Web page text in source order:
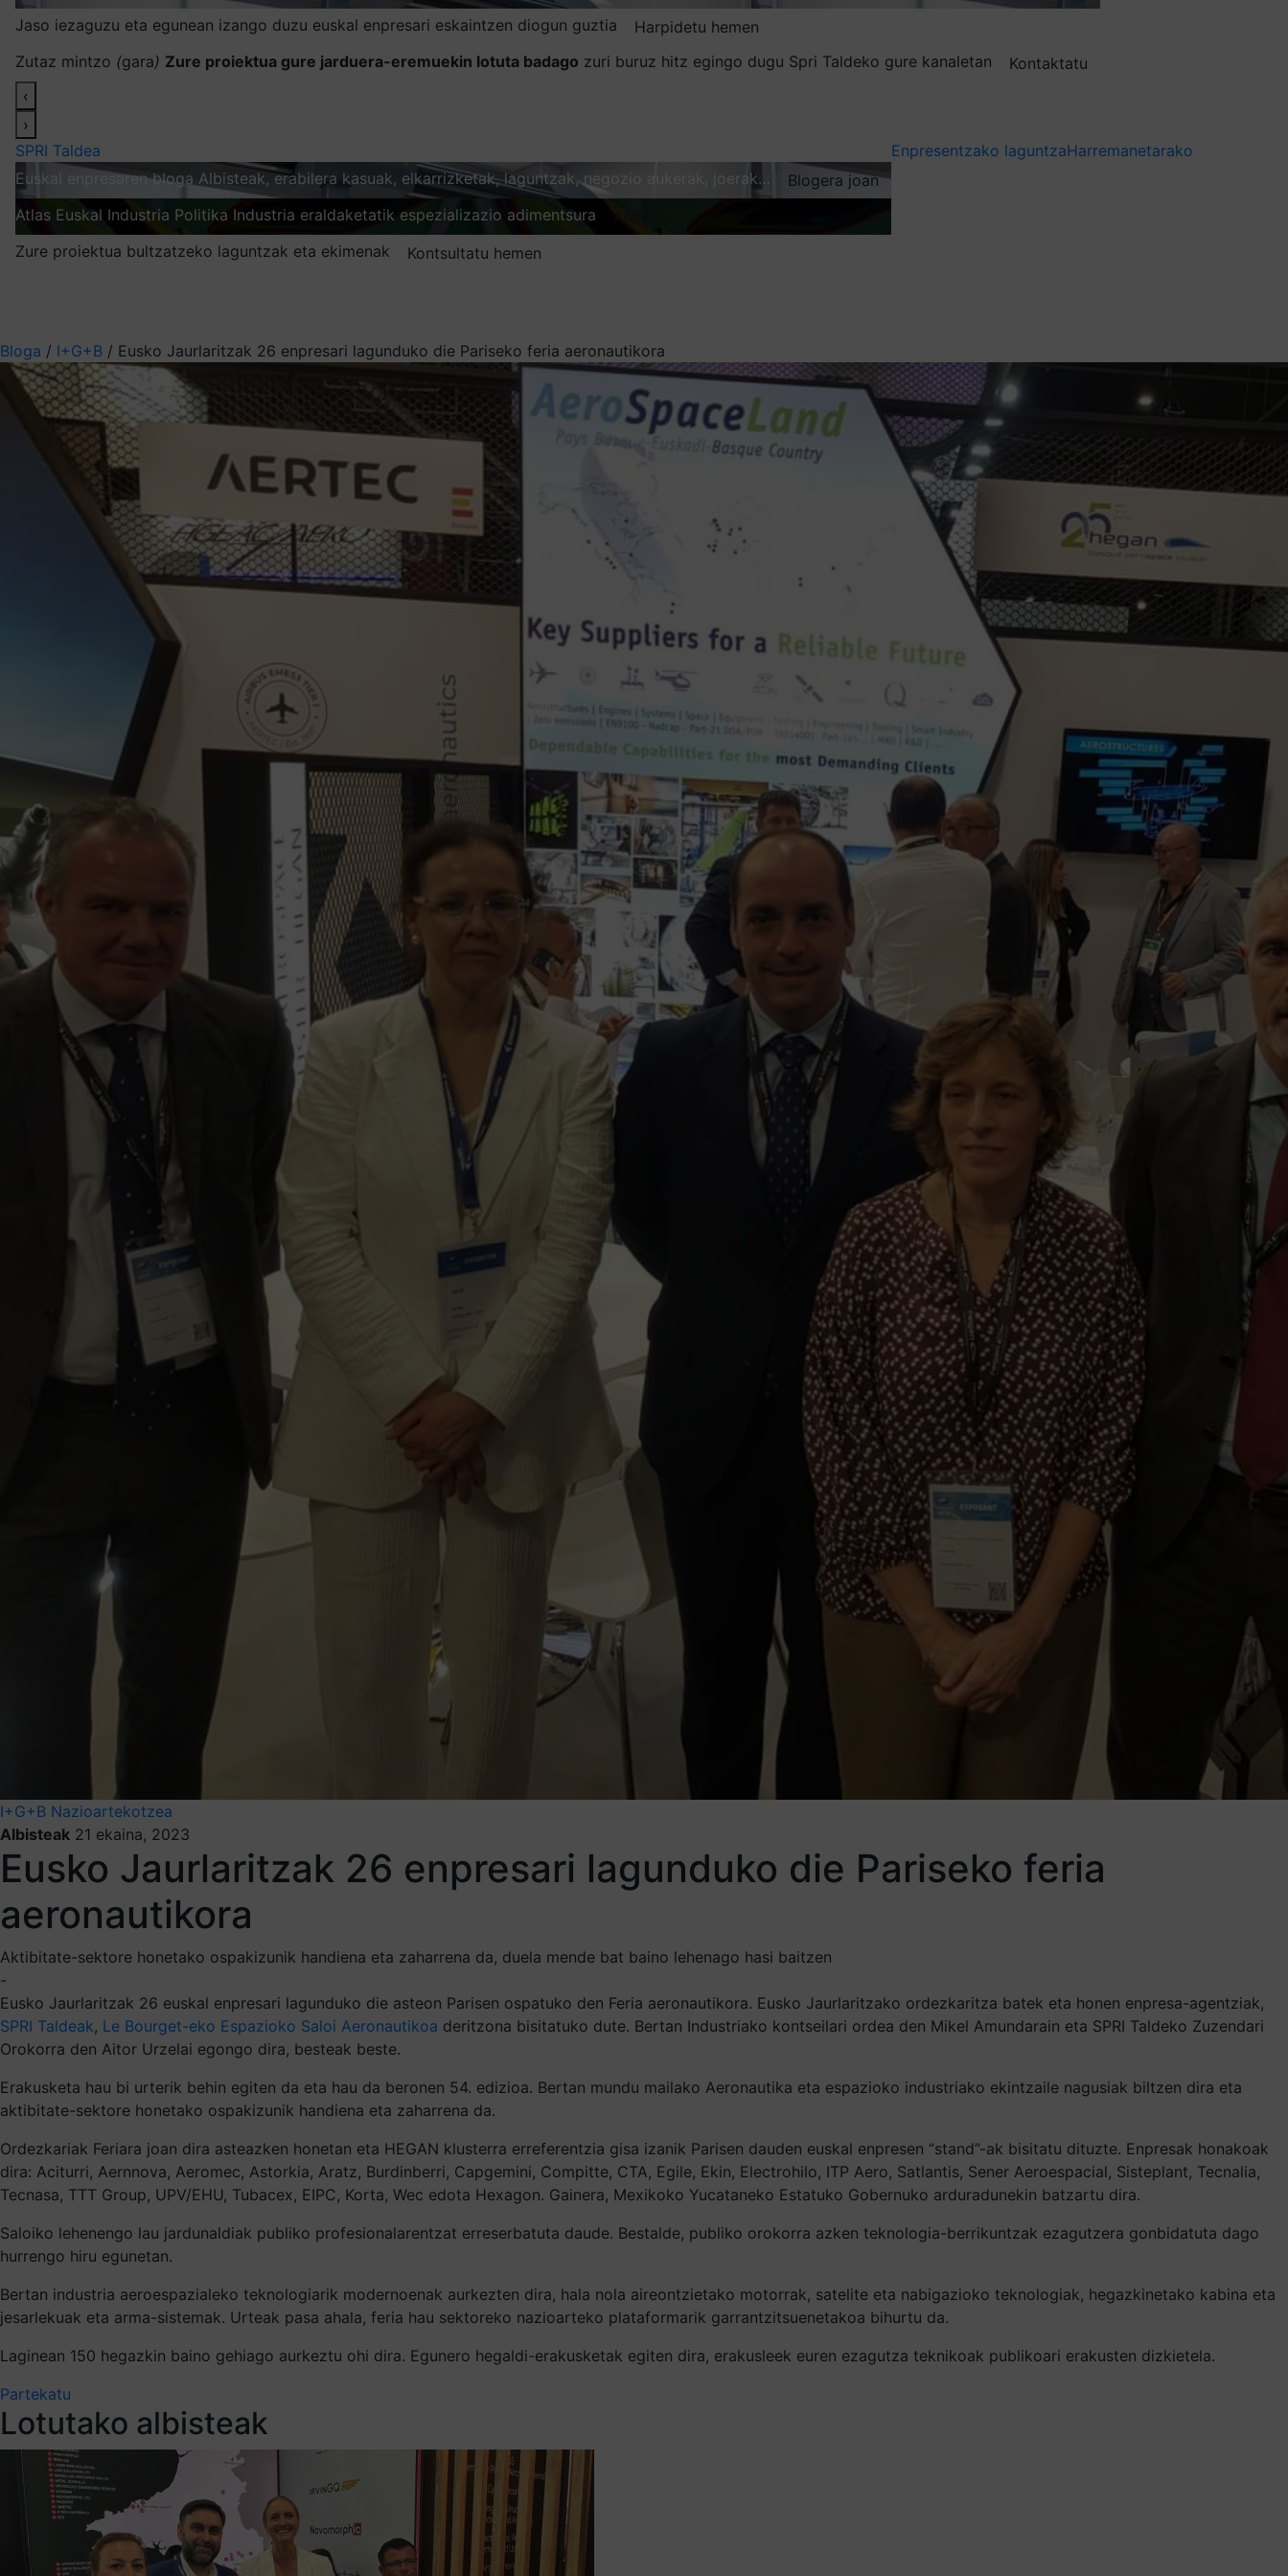
Jaso iezaguzu eta egunean izango duzu euskal enpresari eskaintzen diogun guztia
Harpidetu hemen
Zutaz mintzo (gara) Zure proiektua gure jarduera-eremuekin lotuta badago zuri buruz hitz egingo dugu Spri Taldeko gure kanaletan
Kontaktatu
‹
›
SPRI Taldea
Euskal enpresaren bloga Albisteak, erabilera kasuak, elkarrizketak, laguntzak, negozio aukerak, joerak…
Blogera joan
Atlas Euskal Industria Politika Industria eraldaketatik espezializazio adimentsura
Zure proiektua bultzatzeko laguntzak eta ekimenak
Kontsultatu hemen
Enpresentzako laguntzaHarremanetarako
Bloga / I+G+B / Eusko Jaurlaritzak 26 enpresari lagunduko die Pariseko feria aeronautikora
I+G+B Nazioartekotzea
Albisteak 21 ekaina, 2023
Eusko Jaurlaritzak 26 enpresari lagunduko die Pariseko feria
aeronautikora
Aktibitate-sektore honetako ospakizunik handiena eta zaharrena da, duela mende bat baino lehenago hasi baitzen
-
Eusko Jaurlaritzak 26 euskal enpresari lagunduko die asteon Parisen ospatuko den Feria aeronautikora. Eusko Jaurlaritzako ordezkaritza batek eta honen enpresa-agentziak,
SPRI Taldeak, Le Bourget-eko Espazioko Saloi Aeronautikoa deritzona bisitatuko dute. Bertan Industriako kontseilari ordea den Mikel Amundarain eta SPRI Taldeko Zuzendari
Orokorra den Aitor Urzelai egongo dira, besteak beste.
Erakusketa hau bi urterik behin egiten da eta hau da beronen 54. edizioa. Bertan mundu mailako Aeronautika eta espazioko industriako ekintzaile nagusiak biltzen dira eta
aktibitate-sektore honetako ospakizunik handiena eta zaharrena da.
Ordezkariak Feriara joan dira asteazken honetan eta HEGAN klusterra erreferentzia gisa izanik Parisen dauden euskal enpresen “stand”-ak bisitatu dituzte. Enpresak honakoak
dira: Aciturri, Aernnova, Aeromec, Astorkia, Aratz, Burdinberri, Capgemini, Compitte, CTA, Egile, Ekin, Electrohilo, ITP Aero, Satlantis, Sener Aeroespacial, Sisteplant, Tecnalia,
Tecnasa, TTT Group, UPV/EHU, Tubacex, EIPC, Korta, Wec edota Hexagon. Gainera, Mexikoko Yucataneko Estatuko Gobernuko arduradunekin batzartu dira.
Saloiko lehenengo lau jardunaldiak publiko profesionalarentzat erreserbatuta daude. Bestalde, publiko orokorra azken teknologia-berrikuntzak ezagutzera gonbidatuta dago
hurrengo hiru egunetan.
Bertan industria aeroespazialeko teknologiarik modernoenak aurkezten dira, hala nola aireontzietako motorrak, satelite eta nabigazioko teknologiak, hegazkinetako kabina eta
jesarlekuak eta arma-sistemak. Urteak pasa ahala, feria hau sektoreko nazioarteko plataformarik garrantzitsuenetakoa bihurtu da.
Laginean 150 hegazkin baino gehiago aurkeztu ohi dira. Egunero hegaldi-erakusketak egiten dira, erakusleek euren ezagutza teknikoak publikoari erakusten dizkietela.
Partekatu
Lotutako albisteak